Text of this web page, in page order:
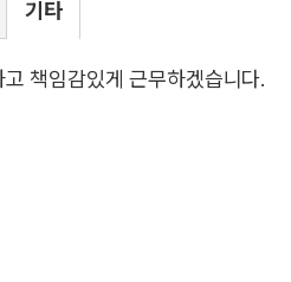
기타
책임감있게 근무하겠습니다.